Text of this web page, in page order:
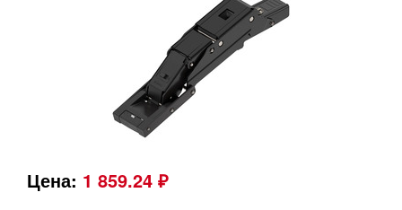
Цена: 1 859.24 ₽